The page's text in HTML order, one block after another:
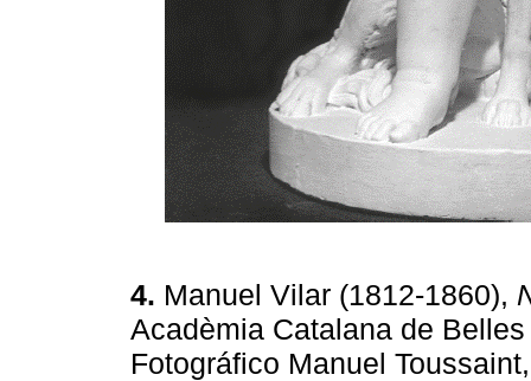
4. Manuel Vilar (1812-1860),
Acadèmia Catalana de
Fotográfico Manuel